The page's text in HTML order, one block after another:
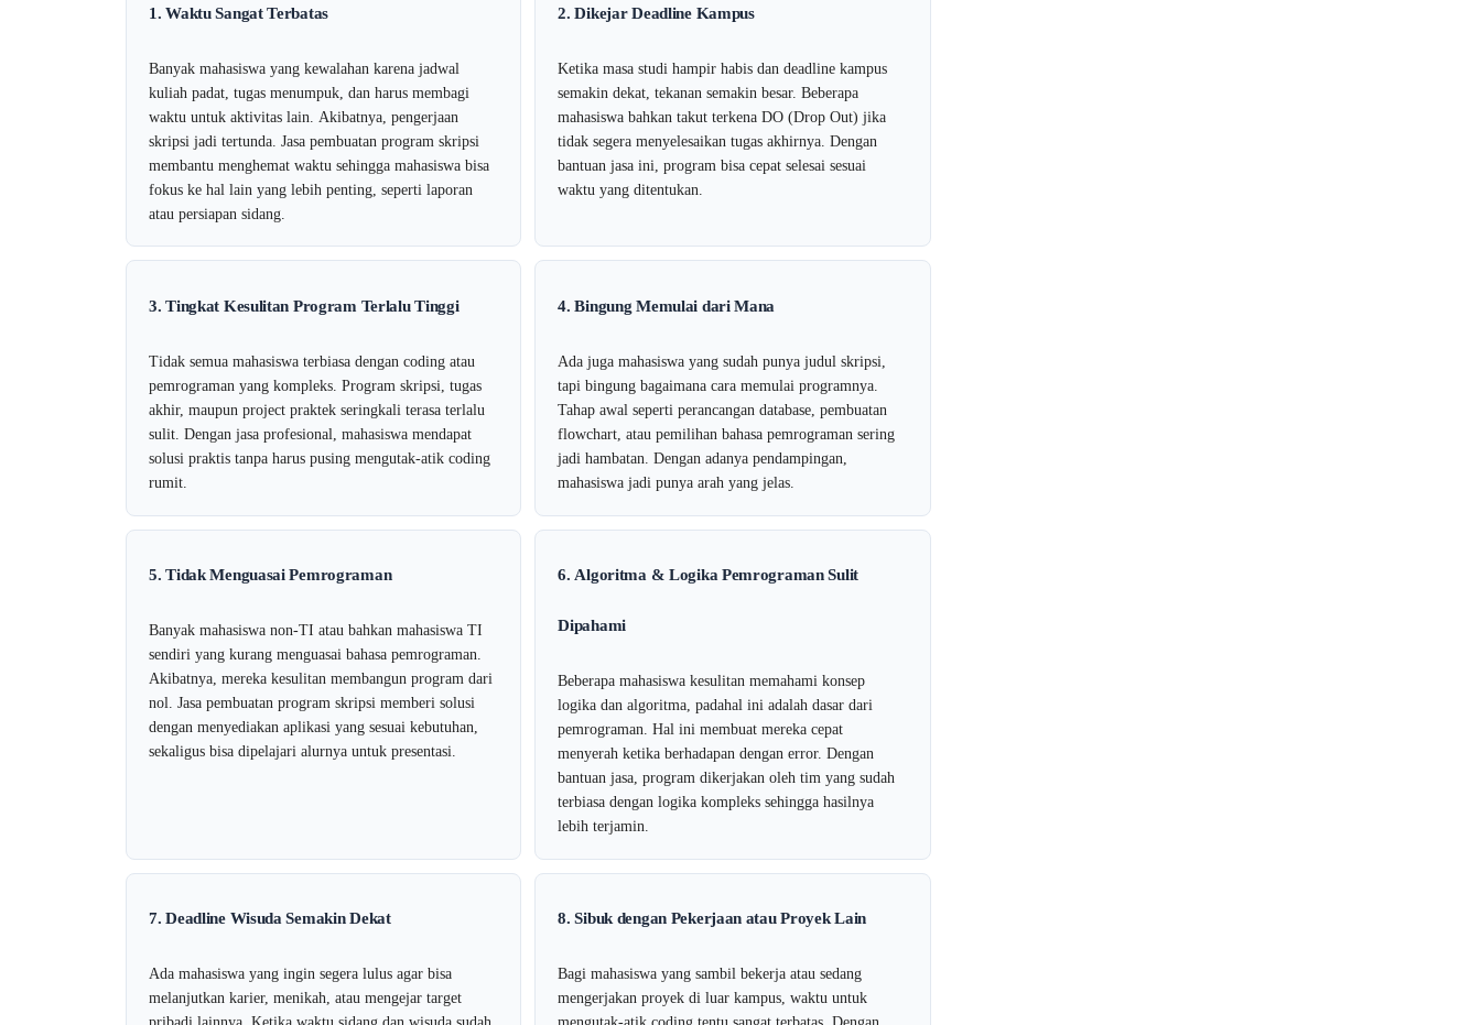
1. Waktu Sangat Terbatas
Banyak mahasiswa yang kewalahan karena jadwal
kuliah padat, tugas menumpuk, dan harus membagi
waktu untuk aktivitas lain. Akibatnya, pengerjaan
skripsi jadi tertunda. Jasa pembuatan program skripsi
membantu menghemat waktu sehingga mahasiswa bisa
fokus ke hal lain yang lebih penting, seperti laporan
atau persiapan sidang.
2. Dikejar Deadline Kampus
Ketika masa studi hampir habis dan deadline kampus
semakin dekat, tekanan semakin besar. Beberapa
mahasiswa bahkan takut terkena DO (Drop Out) jika
tidak segera menyelesaikan tugas akhirnya. Dengan
bantuan jasa ini, program bisa cepat selesai sesuai
waktu yang ditentukan.
3. Tingkat Kesulitan Program Terlalu Tinggi
Tidak semua mahasiswa terbiasa dengan coding atau
pemrograman yang kompleks. Program skripsi, tugas
akhir, maupun project praktek seringkali terasa terlalu
sulit. Dengan jasa profesional, mahasiswa mendapat
solusi praktis tanpa harus pusing mengutak-atik coding
rumit.
4. Bingung Memulai dari Mana
Ada juga mahasiswa yang sudah punya judul skripsi,
tapi bingung bagaimana cara memulai programnya.
Tahap awal seperti perancangan database, pembuatan
flowchart, atau pemilihan bahasa pemrograman sering
jadi hambatan. Dengan adanya pendampingan,
mahasiswa jadi punya arah yang jelas.
5. Tidak Menguasai Pemrograman
Banyak mahasiswa non-TI atau bahkan mahasiswa TI
sendiri yang kurang menguasai bahasa pemrograman.
Akibatnya, mereka kesulitan membangun program dari
nol. Jasa pembuatan program skripsi memberi solusi
dengan menyediakan aplikasi yang sesuai kebutuhan,
sekaligus bisa dipelajari alurnya untuk presentasi.
6. Algoritma & Logika Pemrograman Sulit
Dipahami
Beberapa mahasiswa kesulitan memahami konsep
logika dan algoritma, padahal ini adalah dasar dari
pemrograman. Hal ini membuat mereka cepat
menyerah ketika berhadapan dengan error. Dengan
bantuan jasa, program dikerjakan oleh tim yang sudah
terbiasa dengan logika kompleks sehingga hasilnya
lebih terjamin.
7. Deadline Wisuda Semakin Dekat
Ada mahasiswa yang ingin segera lulus agar bisa
melanjutkan karier, menikah, atau mengejar target
8. Sibuk dengan Pekerjaan atau Proyek Lain
Bagi mahasiswa yang sambil bekerja atau sedang
mengerjakan proyek di luar kampus, waktu untuk